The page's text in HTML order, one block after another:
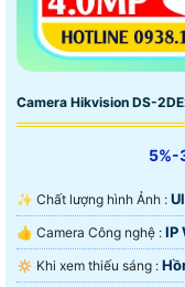
Camera Hikvision DS-
5%-
✨ Chất lượng hình Ảnh :
👍 Camera Công nghệ : IP
🔅 Khi xem thiếu sáng :